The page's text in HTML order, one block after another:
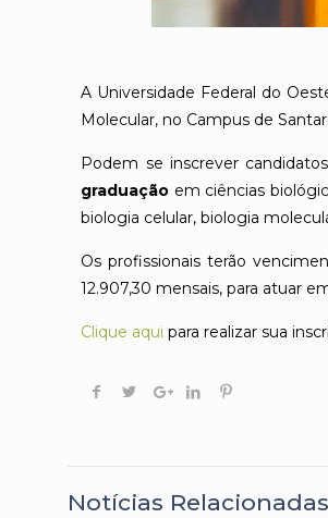
A Universidade Federal do
Molecular, no Campus de
Podem se inscrever
graduação em ciências
biologia celular, biologia
Os profissionais terão
12.907,30 mensais, para atuar
Clique aqui para realizar sua
Notícias Relacionadas